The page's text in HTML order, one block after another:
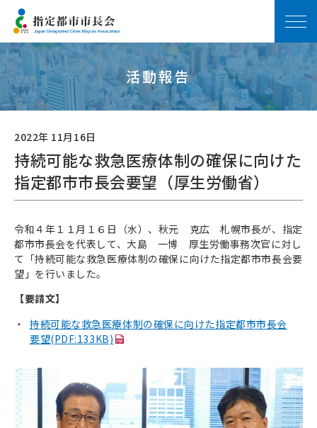
活動報告
2022年 11月16日
持続可能な救急医療体制の確保に向けた
指定都市市長会要望（厚生労働省）
令和４年１１月１６日（水）、秋元 克広 札幌市長が、指定
都市市長会を代表して、大島 一博 厚生労働事務次官に対し
て「持続可能な救急医療体制の確保に向けた指定都市市長会要
望」を行いました。
【要請文】
持続可能な救急医療体制の確保に向けた指定都市市長会
要望(PDF:133KB)